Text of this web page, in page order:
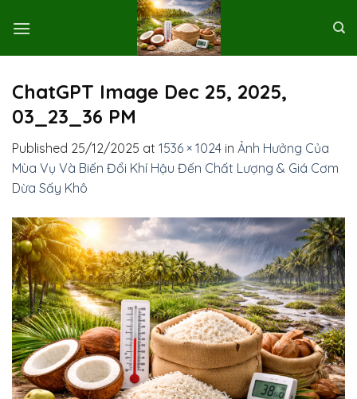
ChatGPT Image Dec 25, 2025,
03_23_36 PM
Published 25/12/2025 at 1536 × 1024 in Ảnh Hưởng Của
Mùa Vụ Và Biến Đổi Khí Hậu Đến Chất Lượng & Giá Cơm
Dừa Sấy Khô